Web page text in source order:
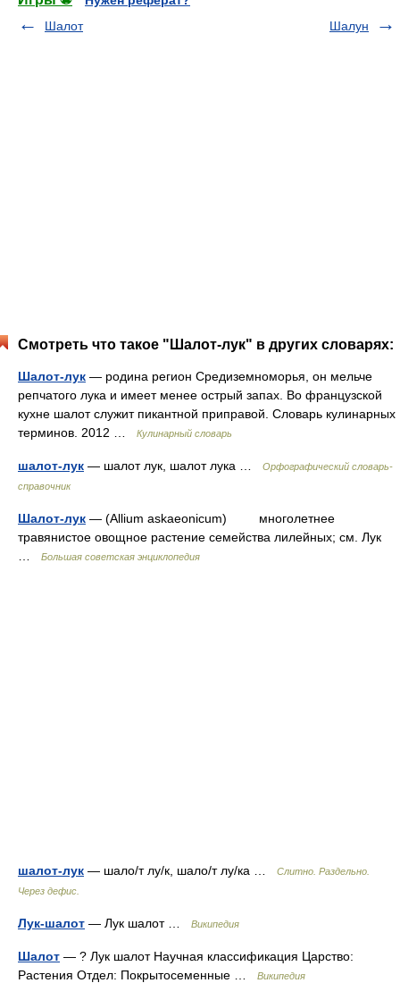
Шалот
Шалун
Смотреть что такое "Шалот-лук" в других словарях:
Шалот-лук — родина регион Средиземноморья, он мельче
репчатого лука и имеет менее острый запах. Во французской
кухне шалот служит пикантной приправой. Словарь кулинарных
терминов. 2012 …
Кулинарный словарь
шалот-лук — шалот лук, шалот лука …
Орфографический словарь-
справочник
Шалот-лук — (Allium askaeonicum) многолетнее
травянистое овощное растение семейства лилейных; см. Лук
Большая советская энциклопедия
шалот-лук — шало/т лу/к, шало/т лу/ка …
Слитно. Раздельно.
Через дефис.
Лук-шалот — Лук шалот … Википедия
Шалот — ? Лук шалот Научная классификация Царство:
Растения Отдел: Покрытосеменные …
Википедия